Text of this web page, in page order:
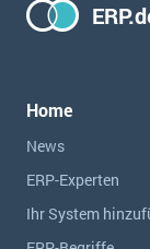
Home
News
ERP-Experten
Ihr System